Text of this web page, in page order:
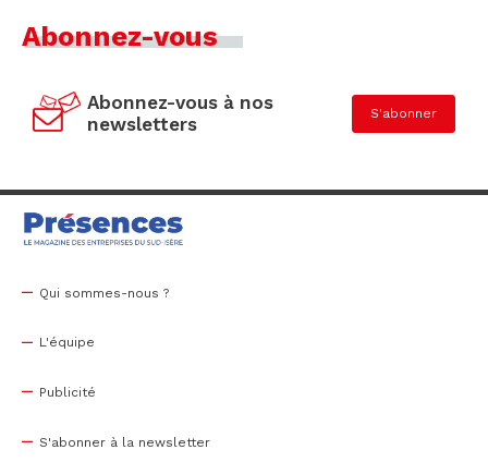
Abonnez-vous
Abonnez-vous à nos
newsletters
S'abonner
Qui sommes-nous ?
L'équipe
Publicité
S'abonner à la newsletter